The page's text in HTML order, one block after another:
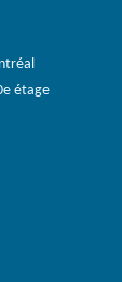
étage